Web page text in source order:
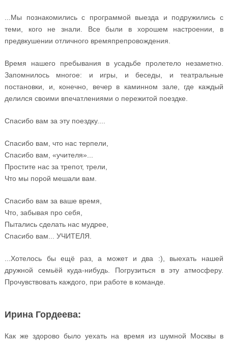
...Мы познакомились с программой выезда и подружились с
теми, кого не знали. Все были в хорошем настроении, в
предвкушении отличного времяпрепровождения.
Время нашего пребывания в усадьбе пролетело незаметно.
Запомнилось многое: и игры, и беседы, и театральные
постановки, и, конечно, вечер в каминном зале, где каждый
делился своими впечатлениями о пережитой поездке.
Спасибо вам за эту поездку....
Спасибо вам, что нас терпели,
Спасибо вам, «учителя»...
Простите нас за трепот, трели,
Что мы порой мешали вам.
Спасибо вам за ваше время,
Что, забывая про себя,
Пытались сделать нас мудрее,
Спасибо вам... УЧИТЕЛЯ.
...Хотелось бы ещё раз, а может и два :), выехать нашей
дружной семьёй куда-нибудь. Погрузиться в эту атмосферу.
Прочувствовать каждого, при работе в команде.
Ирина Гордеева:
Как же здорово было уехать на время из шумной Москвы в